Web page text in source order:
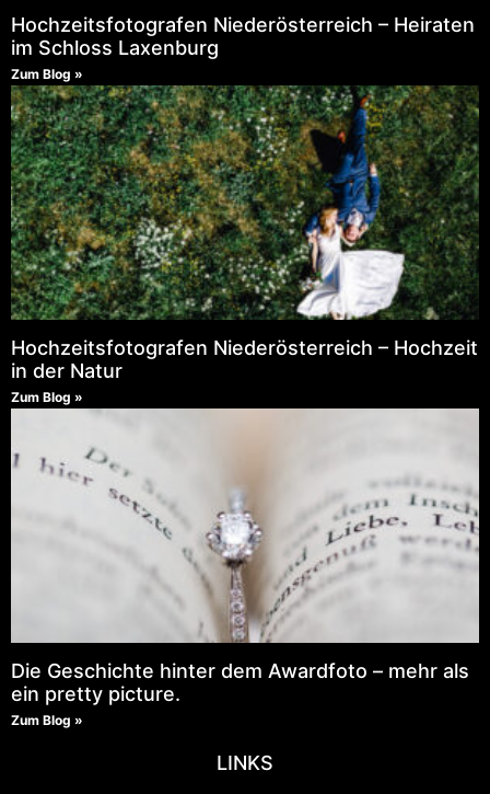
Hochzeitsfotografen Niederösterreich – Heiraten
im Schloss Laxenburg
Zum Blog »
Hochzeitsfotografen Niederösterreich – Hochzeit
in der Natur
Zum Blog »
Die Geschichte hinter dem Awardfoto – mehr als
ein pretty picture.
Zum Blog »
LINKS